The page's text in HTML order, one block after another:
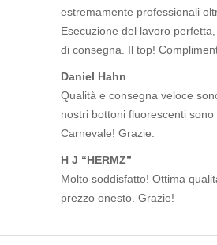
estremamente professionali
Esecuzione del lavoro
di consegna. Il top!
Daniel Hahn
Qualità e consegna veloce
nostri bottoni fluorescenti sono
Carnevale! Grazie.
H J “HERMZ”
Molto soddisfatto! Ottima
prezzo onesto. Grazie!